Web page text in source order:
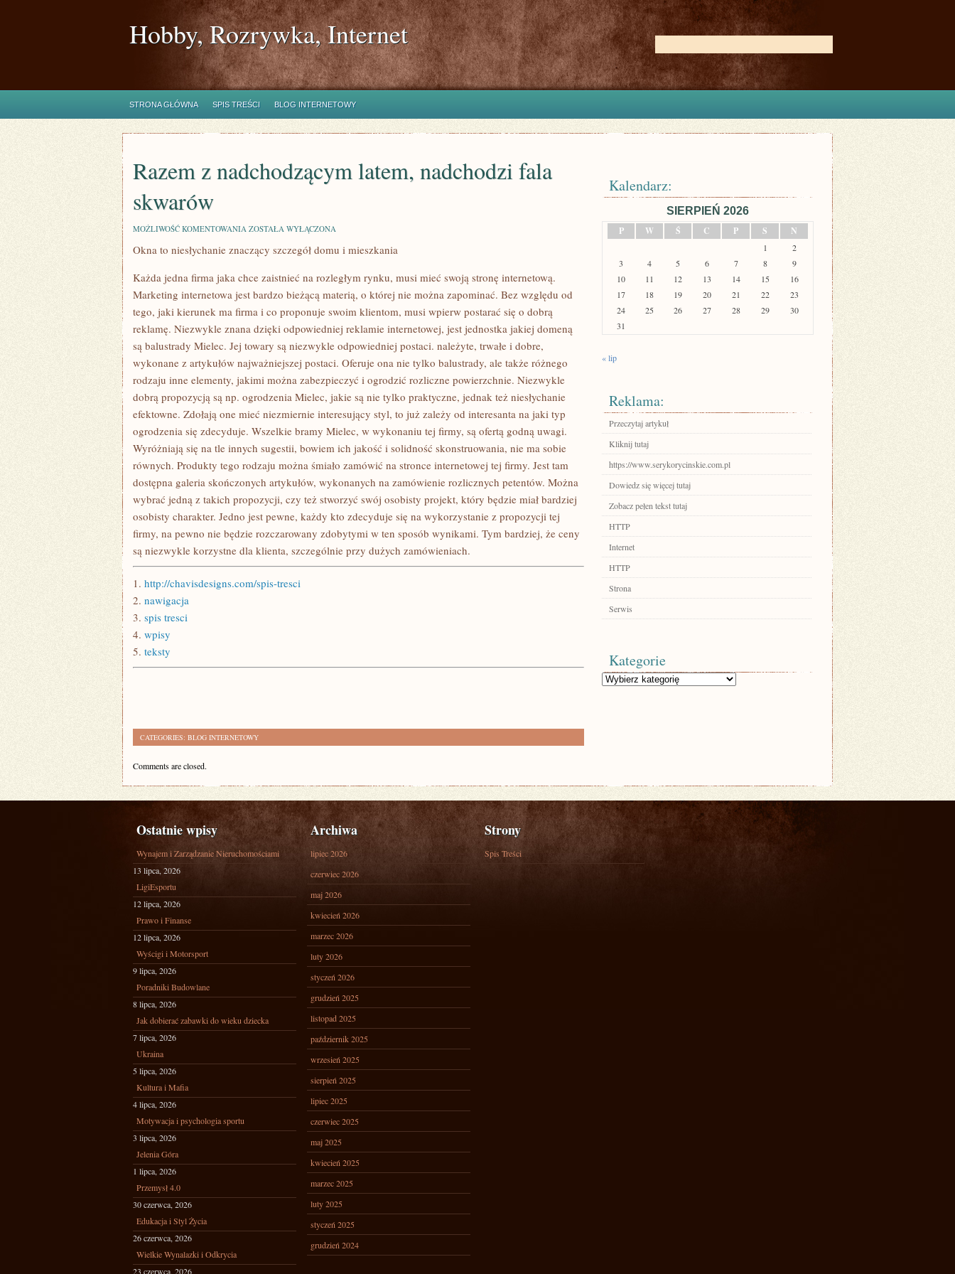
Hobby, Rozrywka, Internet
STRONA GŁÓWNA SPIS TREŚCI BLOG INTERNETOWY
Razem z nadchodzącym latem, nadchodzi fala
skwarów
MOŻLIWOŚĆ KOMENTOWANIA RAZEM
NADCHODZĄCYM
LATEM,
FALA
SKWARÓW
ZOSTAŁA WYŁĄCZONA
Okna to niesłychanie znaczący szczegół domu i mieszkania
Każda jedna firma jaka chce zaistnieć na rozległym rynku, musi mieć swoją stronę internetową.
Marketing internetowa jest bardzo bieżącą materią, o której nie można zapominać. Bez względu od
tego, jaki kierunek ma firma i co proponuje swoim klientom, musi wpierw postarać się o dobrą
reklamę. Niezwykle znana dzięki odpowiedniej reklamie internetowej, jest jednostka jakiej domeną
są balustrady Mielec. Jej towary są niezwykle odpowiedniej postaci. należyte, trwałe i dobre,
wykonane z artykułów najważniejszej postaci. Oferuje ona nie tylko balustrady, ale także różnego
rodzaju inne elementy, jakimi można zabezpieczyć i ogrodzić rozliczne powierzchnie. Niezwykle
dobrą propozycją są np. ogrodzenia Mielec, jakie są nie tylko praktyczne, jednak też niesłychanie
efektowne. Zdołają one mieć niezmiernie interesujący styl, to już zależy od interesanta na jaki typ
ogrodzenia się zdecyduje. Wszelkie bramy Mielec, w wykonaniu tej firmy, są ofertą godną uwagi.
Wyróżniają się na tle innych sugestii, bowiem ich jakość i solidność skonstruowania, nie ma sobie
równych. Produkty tego rodzaju można śmiało zamówić na stronce internetowej tej firmy. Jest tam
dostępna galeria skończonych artykułów, wykonanych na zamówienie rozlicznych petentów. Można
wybrać jedną z takich propozycji, czy też stworzyć swój osobisty projekt, który będzie miał bardziej
osobisty charakter. Jedno jest pewne, każdy kto zdecyduje się na wykorzystanie z propozycji tej
firmy, na pewno nie będzie rozczarowany zdobytymi w ten sposób wynikami. Tym bardziej, że ceny
są niezwykle korzystne dla klienta, szczególnie przy dużych zamówieniach.
1. http://chavisdesigns.com/spis-tresci
2. nawigacja
3. spis tresci
4. wpisy
5. teksty
CATEGORIES: BLOG INTERNETOWY
Comments are closed.
Kalendarz:
SIERPIEŃ 2026
P
W Ś C P S N
1
2
3
4 5 6 7 8
9
10
11 12 13 14 15
16
17
18 19 20 21 22
23
24
25 26 27 28 29
30
31
« lip
Reklama:
Przeczytaj artykuł
Kliknij tutaj
https://www.serykorycinskie.com.pl
Dowiedz się więcej tutaj
Zobacz pełen tekst tutaj
HTTP
Internet
HTTP
Strona
Serwis
Kategorie
Kategorie
Ostatnie wpisy
Wynajem i Zarządzanie Nieruchomościami
13 lipca, 2026
LigiEsportu
12 lipca, 2026
Prawo i Finanse
12 lipca, 2026
Wyścigi i Motorsport
9 lipca, 2026
Poradniki Budowlane
8 lipca, 2026
Jak dobierać zabawki do wieku dziecka
7 lipca, 2026
Ukraina
5 lipca, 2026
Kultura i Mafia
4 lipca, 2026
Motywacja i psychologia sportu
3 lipca, 2026
Jelenia Góra
1 lipca, 2026
Przemysł 4.0
30 czerwca, 2026
Edukacja i Styl Życia
26 czerwca, 2026
Wielkie Wynalazki i Odkrycia
23 czerwca, 2026
Archiwa
lipiec 2026
czerwiec 2026
maj 2026
kwiecień 2026
marzec 2026
luty 2026
styczeń 2026
grudzień 2025
listopad 2025
październik 2025
wrzesień 2025
sierpień 2025
lipiec 2025
czerwiec 2025
maj 2025
kwiecień 2025
marzec 2025
luty 2025
styczeń 2025
grudzień 2024
Strony
Spis Treści